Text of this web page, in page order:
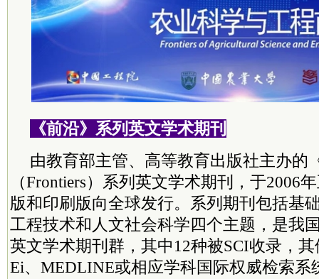
《前沿》系列英文学术期刊
由教育部主管、高等教育出版社主办的
（Frontiers）系列英文学术期刊，于2006
版和印刷版向全球发行。系列期刊包括基
工程技术和人文社会科学四个主题，是我
英文学术期刊群，其中12种被SCI收录，
Ei、MEDLINE或相应学科国际权威检索系